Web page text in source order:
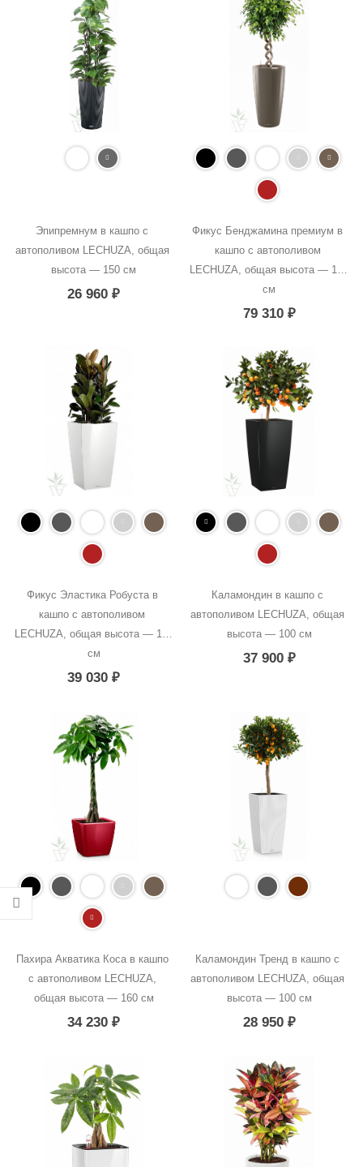
Эпипремнум в кашпо с
автополивом LECHUZA, общая
высота — 150 см
26 960₽
Фикус Бенджамина премиум в
кашпо с автополивом
LECHUZA, общая высота — 170
см
79 310 ₽
Фикус Эластика Робуста в
кашпо с автополивом
LECHUZA, общая высота — 120
см
39 030₽
Каламондин в кашпо с
автополивом LECHUZA, общая
высота — 100 см
37 900 ₽
Пахира Акватика Коса в кашпо
с автополивом LECHUZA,
общая высота — 160 см
34 230₽
Каламондин Тренд в кашпо с
автополивом LECHUZA, общая
высота — 100 см
28 950 ₽